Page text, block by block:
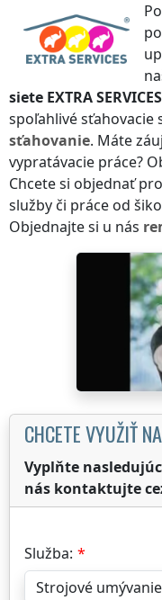
siete EXTRA SERVICES
spoľahlivé sťahovacie
sťahovanie. Máte
vypratávacie práce?
Chcete si objednať
služby či práce od
Objednajte si u nás
CHCETE VYUŽIŤ
Vyplňte
nás kontaktujte
Služba: